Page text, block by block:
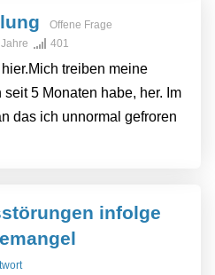
Offene Frage
401
treiben meine
5 Monaten habe, her. Im
das ich unnormal gefroren
infolge